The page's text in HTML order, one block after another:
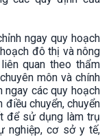
ngay quy hoạch
đô thị và nông
quan theo thẩm
môn và chính
ngay các quy hoạch
chuyển, chuyển
để sử dụng làm trụ
nghiệp, cơ sở y tế,